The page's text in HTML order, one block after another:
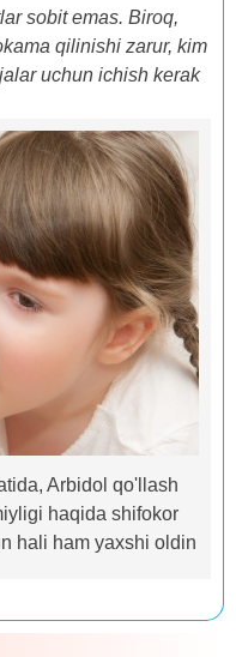
sobit emas. Biroq,
qilinishi zarur, kim
uchun ichish kerak
Arbidol qo'llash
haqida shifokor
hali ham yaxshi oldin